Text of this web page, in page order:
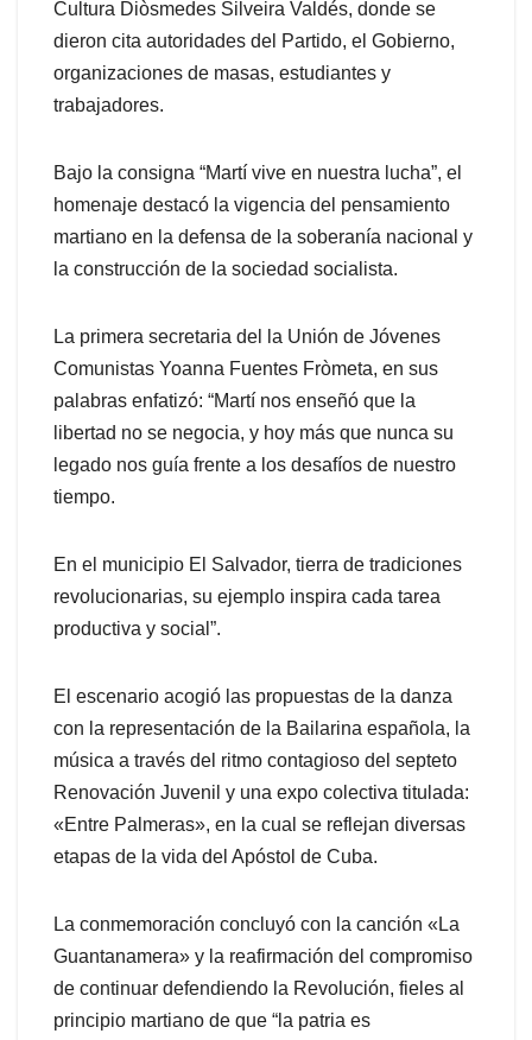
Cultura Diòsmedes Silveira Valdés, donde se
dieron cita autoridades del Partido, el Gobierno,
organizaciones de masas, estudiantes y
trabajadores.
Bajo la consigna “Martí vive en nuestra lucha”, el
homenaje destacó la vigencia del pensamiento
martiano en la defensa de la soberanía nacional y
la construcción de la sociedad socialista.
La primera secretaria del la Unión de Jóvenes
Comunistas Yoanna Fuentes Fròmeta, en sus
palabras enfatizó: “Martí nos enseñó que la
libertad no se negocia, y hoy más que nunca su
legado nos guía frente a los desafíos de nuestro
tiempo.
En el municipio El Salvador, tierra de tradiciones
revolucionarias, su ejemplo inspira cada tarea
productiva y social”.
El escenario acogió las propuestas de la danza
con la representación de la Bailarina española, la
música a través del ritmo contagioso del septeto
Renovación Juvenil y una expo colectiva titulada:
«Entre Palmeras», en la cual se reflejan diversas
etapas de la vida del Apóstol de Cuba.
La conmemoración concluyó con la canción «La
Guantanamera» y la reafirmación del compromiso
de continuar defendiendo la Revolución, fieles al
principio martiano de que “la patria es